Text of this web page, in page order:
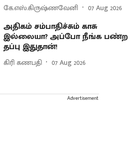
கே.எஸ்.கிருஷ்ணவேனி 07 Aug 2026
அதிகம் சம்பாதிச்சும் காசு
இல்லையா? அப்போ நீங்க பண்ற
தப்பு இதுதான்!
கிரி கணபதி 07 Aug 2026
Advertisement